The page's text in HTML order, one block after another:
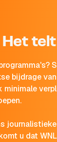
bijdrage
u dat